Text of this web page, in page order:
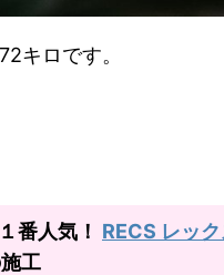
キロです。
番人気！ RECS レッ
工